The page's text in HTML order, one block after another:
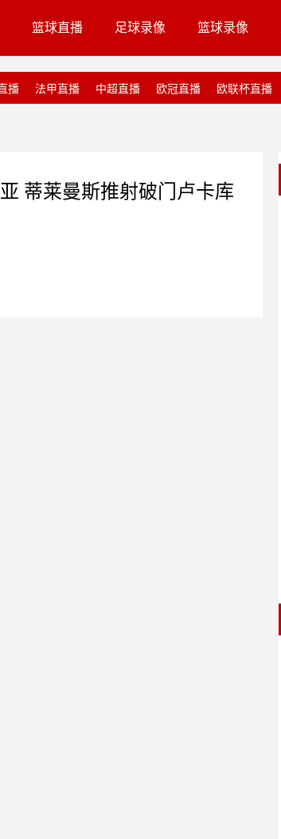
篮球直播 足球录像 篮球录像
播 法甲直播 中超直播 欧冠直播 欧联杯直播
蒂莱曼斯推射破门卢卡库